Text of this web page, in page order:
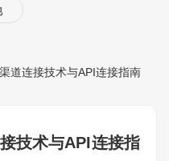
道连接技术与API连接指南
技术与API连接指